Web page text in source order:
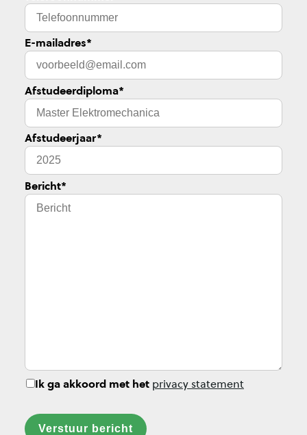
E-mailadres*
Afstudeerdiploma*
Afstudeerjaar*
Bericht*
Ik ga akkoord met het privacy statement
Verstuur bericht